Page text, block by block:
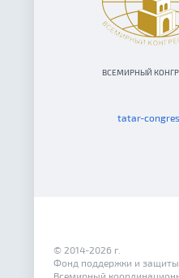
ВСЕМИРНЫЙ
tatar-
© 2014-2026 г.
Фонд поддержки и
Всемирный